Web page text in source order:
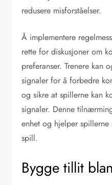
redusere misforståelser.
Å implementere
rette for diskusjoner om
preferanser. Trenere kan
signaler for å forbedre
og sikre at spillerne kan
signaler. Denne
enhet og hjelper
spill.
Bygge tillit